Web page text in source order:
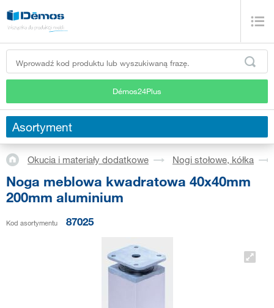
Démos24Plus
Asortyment
Okucia i materiały dodatkowe Nogi stołowe, kółka
Noga meblowa kwadratowa 40x40mm
200mm aluminium
Kod asortymentu 87025